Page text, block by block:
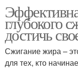
глубокого
достичь
Сжигание жира –
для тех, кто